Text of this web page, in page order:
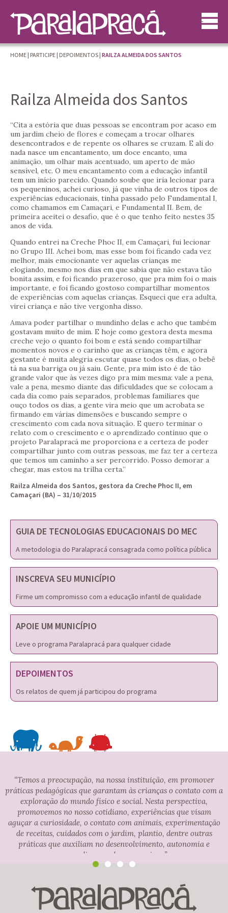
HOME | PARTICIPE | DEPOIMENTOS | RAILZA ALMEIDA DOS SANTOS
Railza Almeida dos Santos
“Cita a estória que duas pessoas se encontram por acaso em
um jardim cheio de flores e começam a trocar olhares
desencontrados e de repente os olhares se cruzam. E ali do
nada nasce um encantamento, um doce encanto, uma
animação, um olhar mais acentuado, um aperto de mão
sensível, etc. O meu encantamento com a educação infantil
tem um início parecido. Quando soube que iria lecionar para
os pequeninos, achei curioso, já que vinha de outros tipos de
experiências educacionais, tinha passado pelo Fundamental I,
como chamamos em Camaçari, e Fundamental II. Bem, de
primeira aceitei o desafio, que é o que tenho feito nestes 35
anos de vida.
Quando entrei na Creche Phoc II, em Camaçari, fui lecionar
no Grupo III. Achei bom, mas esse bom foi ficando cada vez
melhor, mais emocionante ver aquelas crianças me
elogiando, mesmo nos dias em que sabia que não estava tão
bonita assim, e foi ficando prazeroso, que pra mim foi o mais
importante, e foi ficando gostoso compartilhar momentos
de experiências com aquelas crianças. Esqueci que era adulta,
virei criança e não tive vergonha disso.
Amava poder partilhar o mundinho delas e acho que também
gostavam muito de mim. E hoje como gestora desta mesma
creche vejo o quanto foi bom e está sendo compartilhar
momentos novos e o carinho que as crianças têm, e agora
gestante é muita alegria escutar quase todos os dias, o bebê
tá na sua barriga ou já saiu. Gente, pra mim isto é de tão
grande valor que às vezes digo pra mim mesma: vale a pena,
vale a pena, mesmo diante das dificuldades que se colocam a
cada dia como pais separados, problemas familiares que
ouço todos os dias, a gente vira meio que um acrobata se
firmando em várias dimensões e buscando sempre o
crescimento com cada nova situação. E quero terminar o
relato com o crescimento e o aprendizado contínuo que o
projeto Paralapracá me proporciona e a certeza de poder
compartilhar junto com outras pessoas, me faz ter a certeza
que temos um caminho a ser percorrido. Posso demorar a
chegar, mas estou na trilha certa.”
Railza Almeida dos Santos, gestora da Creche Phoc II, em
Camaçari (BA) – 31/10/2015
GUIA DE TECNOLOGIAS EDUCACIONAIS DO MEC
A metodologia do Paralapracá consagrada como política pública
INSCREVA SEU MUNICÍPIO
Firme um compromisso com a educação infantil de qualidade
APOIE UM MUNICÍPIO
Leve o programa Paralapracá para qualquer cidade
DEPOIMENTOS
Os relatos de quem já participou do programa
“Temos a preocupação, na nossa instituição, em promover
práticas pedagógicas que garantam às crianças o contato com a
exploração do mundo físico e social. Nesta perspectiva,
promovemos no nosso cotidiano, experiências que visam
aguçar a curiosidade, o contato com animais, experimentação
de receitas, cuidados com o jardim, plantio, dentre outras
práticas que auxiliam no desenvolvimento, autonomia e
aprendizagem dos pequeninos.”
Educação Infantil Apito, Camaçari (BA)